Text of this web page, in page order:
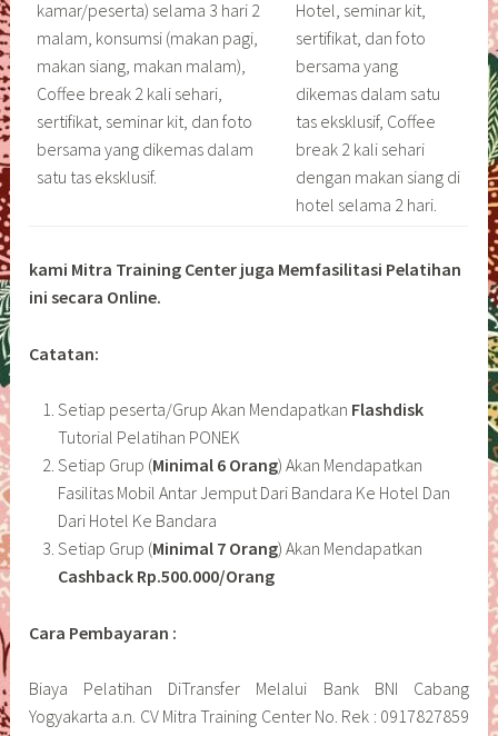
kamar/peserta) selama 3 hari 2
malam, konsumsi (makan pagi,
makan siang, makan malam),
Coffee break 2 kali sehari,
sertifikat, seminar kit, dan foto
bersama yang dikemas dalam
satu tas eksklusif.
Hotel, seminar kit,
sertifikat, dan foto
bersama yang
dikemas dalam satu
tas eksklusif, Coffee
break 2 kali sehari
dengan makan siang di
hotel selama 2 hari.
kami Mitra Training Center juga Memfasilitasi Pelatihan
ini secara Online.
Catatan:
Setiap peserta/Grup Akan Mendapatkan Flashdisk
Tutorial Pelatihan PONEK
Setiap Grup (Minimal 6 Orang) Akan Mendapatkan
Fasilitas Mobil Antar Jemput Dari Bandara Ke Hotel Dan
Dari Hotel Ke Bandara
Setiap Grup (Minimal 7 Orang) Akan Mendapatkan
Cashback Rp.500.000/Orang
Cara Pembayaran :
Biaya Pelatihan DiTransfer Melalui Bank BNI Cabang
Yogyakarta a.n. CV Mitra Training Center No. Rek : 0917827859